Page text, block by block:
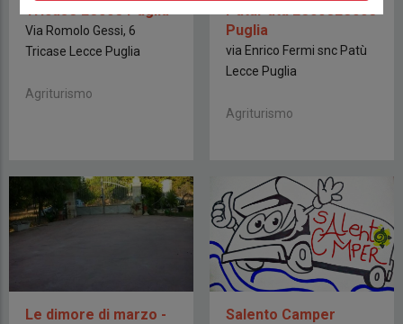
Tricase Lecce Puglia
Via Romolo Gessi, 6
Tricase Lecce Puglia
Agriturismo
PatùPatù LecceLecce
Puglia
via Enrico Fermi snc Patù
Lecce Puglia
Agriturismo
Le dimore di marzo -
Salento Camper